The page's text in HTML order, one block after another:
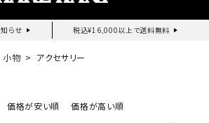
らせ 税込¥16,000以上で送料無料
ン
小物 アクセサリー
価格が安い順 価格が高い順